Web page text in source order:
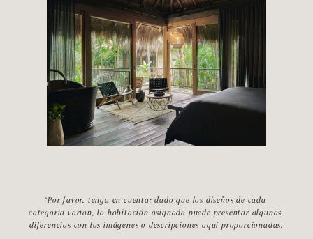
*Por favor, tenga en cuenta: dado que los diseños de cada
categoría varían, la habitación asignada puede presentar algunas
diferencias con las imágenes o descripciones aquí proporcionadas.